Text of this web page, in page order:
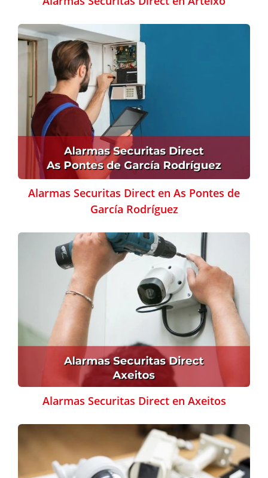
Alarmas Securitas Direct en As Pontes de
García Rodríguez
Alarmas Securitas Direct en Axeitos